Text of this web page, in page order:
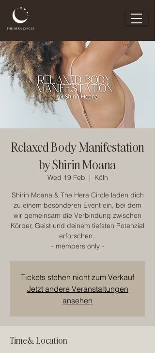
Relaxed Body Manifestation
by Shirin Moana
Wed 19 Feb
  |
Köln
Shirin Moana & The Hera Circle laden dich
zu einem besonderen Event ein, bei dem
wir gemeinsam die Verbindung zwischen
Körper, Geist und deinem tiefsten Potenzial
erforschen.
- members only -
Tickets stehen nicht zum Verkauf
Jetzt andere Veranstaltungen
ansehen
Time & Location